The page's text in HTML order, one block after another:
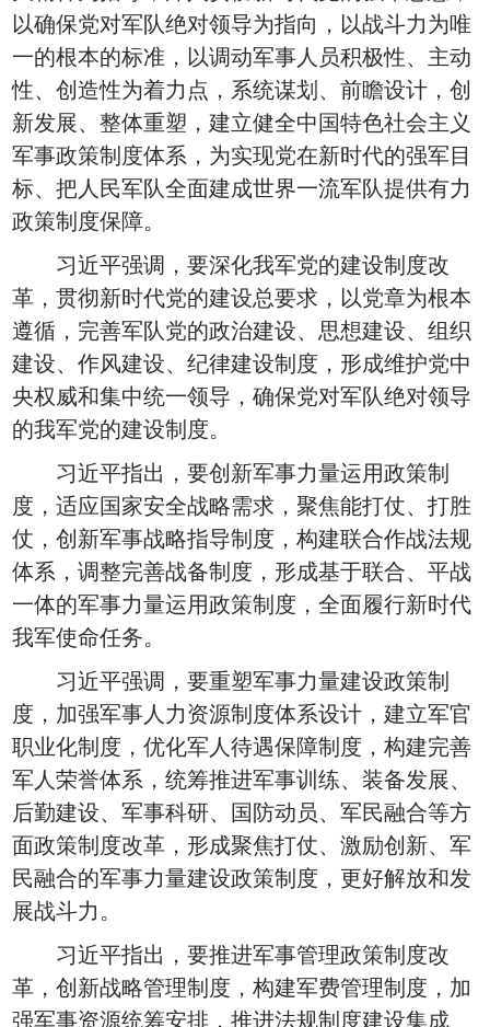
以确保党对军队绝对领导为指向，以战斗力为唯
一的根本的标准，以调动军事人员积极性、主动
性、创造性为着力点，系统谋划、前瞻设计，创
新发展、整体重塑，建立健全中国特色社会主义
军事政策制度体系，为实现党在新时代的强军目
标、把人民军队全面建成世界一流军队提供有力
政策制度保障。
习近平强调，要深化我军党的建设制度改
革，贯彻新时代党的建设总要求，以党章为根本
遵循，完善军队党的政治建设、思想建设、组织
建设、作风建设、纪律建设制度，形成维护党中
央权威和集中统一领导，确保党对军队绝对领导
的我军党的建设制度。
习近平指出，要创新军事力量运用政策制
度，适应国家安全战略需求，聚焦能打仗、打胜
仗，创新军事战略指导制度，构建联合作战法规
体系，调整完善战备制度，形成基于联合、平战
一体的军事力量运用政策制度，全面履行新时代
我军使命任务。
习近平强调，要重塑军事力量建设政策制
度，加强军事人力资源制度体系设计，建立军官
职业化制度，优化军人待遇保障制度，构建完善
军人荣誉体系，统筹推进军事训练、装备发展、
后勤建设、军事科研、国防动员、军民融合等方
面政策制度改革，形成聚焦打仗、激励创新、军
民融合的军事力量建设政策制度，更好解放和发
展战斗力。
习近平指出，要推进军事管理政策制度改
革，创新战略管理制度，构建军费管理制度，加
强军事资源统筹安排，推进法规制度建设集成